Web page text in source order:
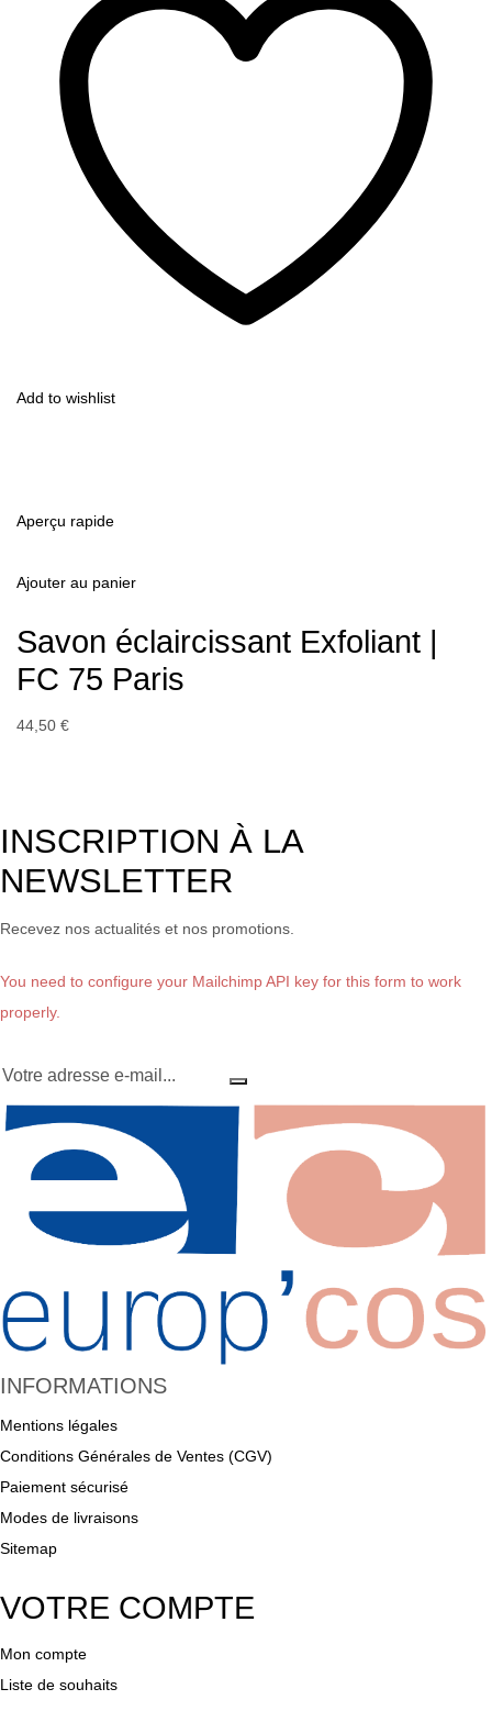
Add to wishlist
Aperçu rapide
Ajouter au panier
Savon éclaircissant Exfoliant |
FC 75 Paris
44,50 €
INSCRIPTION À LA
NEWSLETTER
Recevez nos actualités et nos promotions.
You need to configure your Mailchimp API key for this form to work
properly.
INFORMATIONS
Mentions légales
Conditions Générales de Ventes (CGV)
Paiement sécurisé
Modes de livraisons
Sitemap
VOTRE COMPTE
Mon compte
Liste de souhaits